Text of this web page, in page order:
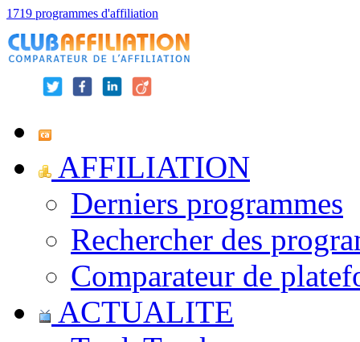
1719 programmes d'affiliation
AFFILIATION
Derniers programmes
Rechercher des
Comparateur de
ACTUALITE